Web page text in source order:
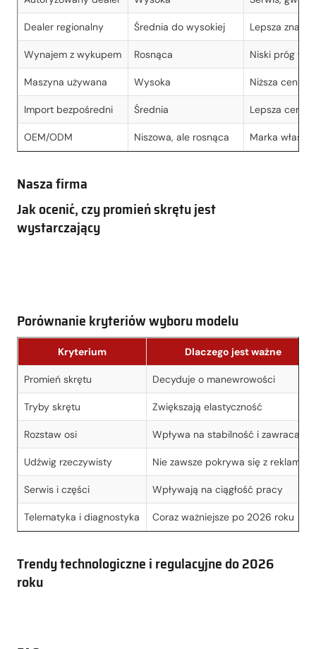
Dealer regionalny Średnia do wysokiej Lepsza
Wynajem z wykupem Rosnąca Niski próg
Maszyna używana Wysoka Niższa cena
Import bezpośredni Średnia Lepsza cena
OEM/ODM Niszowa, ale rosnąca Marka
Nasza firma
Jak ocenić, czy promień skrętu jest
wystarczający
Porównanie kryteriów wyboru modelu
Kryterium Dlaczego jest ważne
Promień skrętu Decyduje o manewrowości
Tryby skrętu Zwiększają elastyczność
Rozstaw osi Wpływa na stabilność i zawracanie
Udźwig rzeczywisty Nie zawsze pokrywa się z reklamą
Serwis i części Wpływają na ciągłość pracy
Telematyka i diagnostyka Coraz ważniejsze po 2026 roku
Trendy technologiczne i regulacyjne do 2026
roku